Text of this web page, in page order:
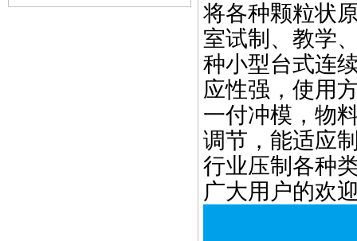
将各种颗粒状
室试制、教学
种小型台式连
应性强，使用
一付冲模，物
调节，能适应
行业压制各种
广大用户的欢